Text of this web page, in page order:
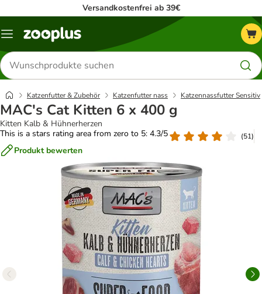
Versandkostenfrei ab 39€
Menü
Produkte
suchen
Katzenfutter & Zubehör Katzenfutter nass Katzennassfutter Sensitiv
MAC's Cat Kitten 6 x 400 g
Kitten Kalb & Hühnerherzen
This is a stars rating area from zero to 5: 4.3/5
(51)
Produkt bewerten